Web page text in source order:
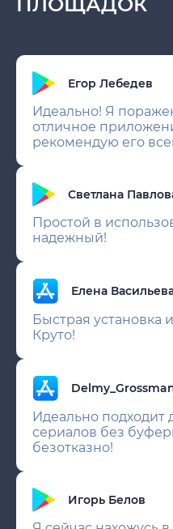
Егор Лебедев
Идеально! Я
отличное
рекомендую его
Светлана
Простой в
надежный!
Елена
Быстрая установка
Круто!
Идеально подходит
сериалов без
безотказно!
Игорь Белов